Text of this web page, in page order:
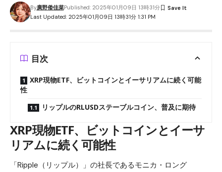
Last Updated: 2025年01月09日 13時31分 1:31 PM
By廣野倭佳菜Published: 2025年01月09日 13時31分
目次
XRP現物ETF、ビットコインとイーサリアムに続く可能
性
リップルのRLUSDステーブルコイン、普及に期待
XRP現物ETF、ビットコインとイーサ
リアムに続く可能性
「Ripple（リップル）」の社長であるモニカ・ロング